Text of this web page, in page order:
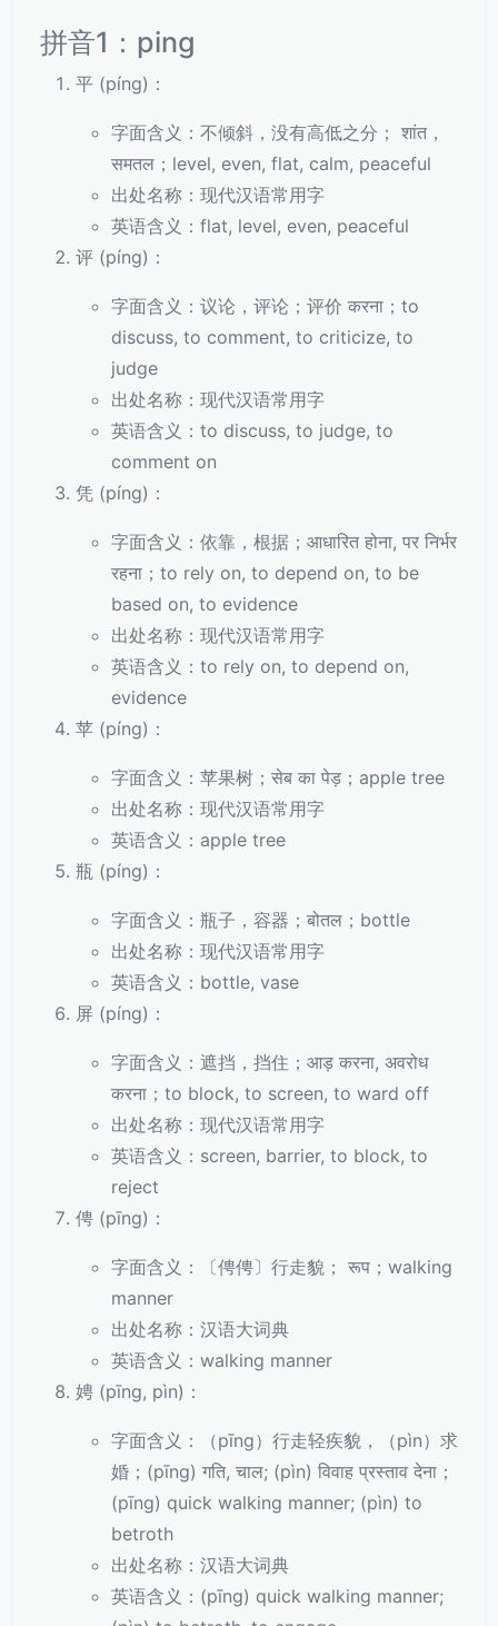
拼音1：ping
平 (píng)：
字面含义：不倾斜，没有高低之分； शांत，
समतल；level, even, flat, calm, peaceful
出处名称：现代汉语常用字
英语含义：flat, level, even, peaceful
评 (píng)：
字面含义：议论，评论；评价 करना；to
discuss, to comment, to criticize, to
judge
出处名称：现代汉语常用字
英语含义：to discuss, to judge, to
comment on
凭 (píng)：
字面含义：依靠，根据；आधारित होना, पर निर्भर
रहना；to rely on, to depend on, to be
based on, to evidence
出处名称：现代汉语常用字
英语含义：to rely on, to depend on,
evidence
苹 (píng)：
字面含义：苹果树；सेब का पेड़；apple tree
出处名称：现代汉语常用字
英语含义：apple tree
瓶 (píng)：
字面含义：瓶子，容器；बोतल；bottle
出处名称：现代汉语常用字
英语含义：bottle, vase
屏 (píng)：
字面含义：遮挡，挡住；आड़ करना, अवरोध
करना；to block, to screen, to ward off
出处名称：现代汉语常用字
英语含义：screen, barrier, to block, to
reject
俜 (pīng)：
字面含义：〔俜俜〕行走貌； रूप；walking
manner
出处名称：汉语大词典
英语含义：walking manner
娉 (pīng, pìn)：
字面含义：（pīng）行走轻疾貌，（pìn）求
婚；(pīng) गति, चाल; (pìn) विवाह प्रस्ताव देना；
(pīng) quick walking manner; (pìn) to
betroth
出处名称：汉语大词典
英语含义：(pīng) quick walking manner;